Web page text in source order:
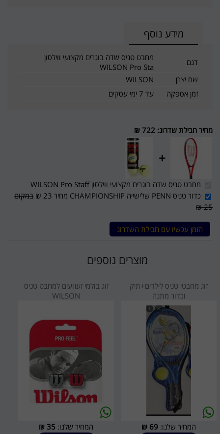
מידע נוסף
דגם
מחבט טניס שדה בוגרים מקצועי ווילסון
WILSON Pro Sta
שם יצרן
WILSON
זמן אספקה
עד 7 ימי עסקים
מחיר חבילת שדרוג:
722 ₪
+
מחבט טניס שדה בוגרים מקצועי ווילסון WILSON Pro Staff
כדור טניס PENN שלישייה CHAMPIONSHIP מחיר 23 ₪
במקום
25 ₪
הזמן עכשיו עם חבילת השדרוג
מוצרים נוספים
זוג מחבטי טניס לילדים+תיק
וכדור מתנה
המחיר שלנו: 69
₪
זוג בולמי זעזועים למחבט טניס
WILSON
המחיר שלנו: 35
₪